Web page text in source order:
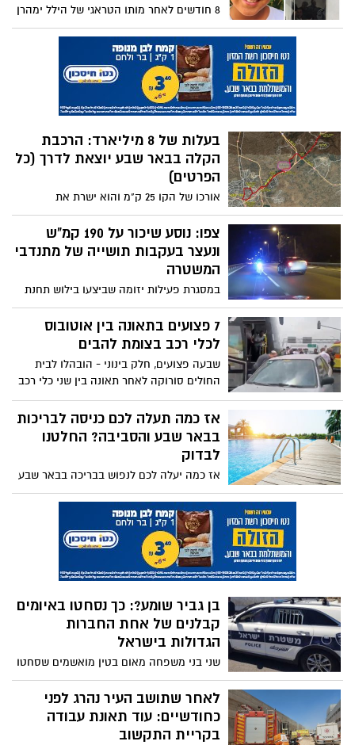
8 חודשים לאחר מותו הטראגי של הילל ימהרן
בן ה-9 מערד, שנדרס בצומת בכניסה לעיר
והותיר את תושבי המקום שבורי לב - כתב
אישום חמור הוגש כנגד הנהג הפוגע
בעלות של 8 מיליארד: הרכבת
הקלה בבאר שבע יוצאת לדרך (כל
הפרטים)
אורכו של הקו 25 ק"מ והוא ישרת את
המוקדים המרכזיים בעיר באר שבע, תחנות
רכבת ישראל בעיר, מוקדי ביקוש לאורך כביש
60 ואת קריית המודיעין החדשה ההולכת
ומוקמת בליקית
צפו: נוסע שיכור על 190 קמ"ש
ונעצר בעקבות תושייה של מתנדבי
המשטרה
במסגרת פעילות יזומה שביצעו בילוש תחנת
עיירות ולוחמי יחידת יואב ומתנדביה, ובכוונה
של מרכז השליטה המחוזי ויחידת התצפיות
7 פצועים בתאונה בין אוטובוס
לכלי רכב בצומת להבים
שבעה פצועים, חלק בינוני - הובהלו לבית
החולים סורוקה לאחר תאונה בין שני כלי רכב
פרטיים לאוטובוס
אז כמה תעלה לכם כניסה לבריכות
בבאר שבע והסביבה? החלטנו
לבדוק
אז כמה יעלה לכם לנפוש בבריכה בבאר שבע
והסביבה? החלטנו להשוות מחירים ולראות
איזו בריכה הכי זולה
בן גביר שומע?: כך נסחטו באיומים
קבלנים של אחת החברות
הגדולות בישראל
שני בני משפחה מאום בטין מואשמים שסחטו
באיומים קבלני משנה בחברת ''נתיבי ישראל'',
אשר עבדו על בניית המחלף בסמוך לבסיס
לקית. כתב האישום מצידו, חושף שוב עד כמה
המציאות העגומה פה בלתי ניתנת להסבר
לאחר שתושב העיר נהרג לפני
כחודשיים: עוד תאונת עבודה
בקריית התקשוב